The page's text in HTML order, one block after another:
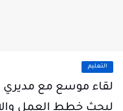
التعليم
لقاء موسع مع مديري
لبحث خطط العمل